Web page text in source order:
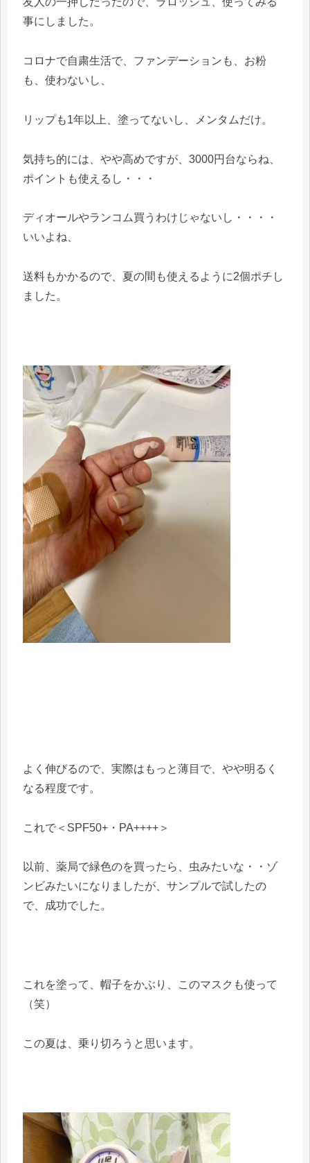
事にしました。
コロナで自粛生活で、ファンデーションも、お粉
も、使わないし、
リップも1年以上、塗ってないし、メンタムだけ。
気持ち的には、やや高めですが、3000円台ならね、
ポイントも使えるし・・・
ディオールやランコム買うわけじゃないし・・・・
いいよね、
送料もかかるので、夏の間も使えるように2個ポチし
ました。
よく伸びるので、実際はもっと薄目で、やや明るく
なる程度です。
これで＜SPF50+・PA++++＞
以前、薬局で緑色のを買ったら、虫みたいな・・ゾ
ンビみたいになりましたが、サンプルで試したの
で、成功でした。
これを塗って、帽子をかぶり、このマスクも使って
（笑）
この夏は、乗り切ろうと思います。